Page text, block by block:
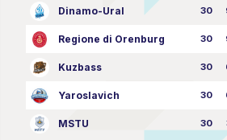
Dinamo-Ural 30
Regione di Orenburg 30
Kuzbass 30
Yaroslavich 30
MSTU 30